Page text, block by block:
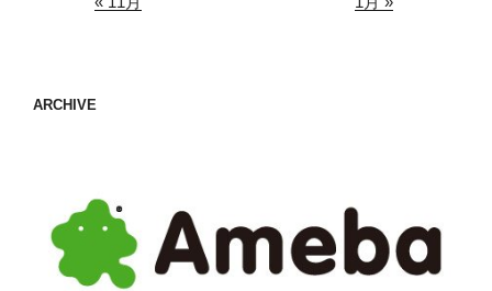
ARCHIVE